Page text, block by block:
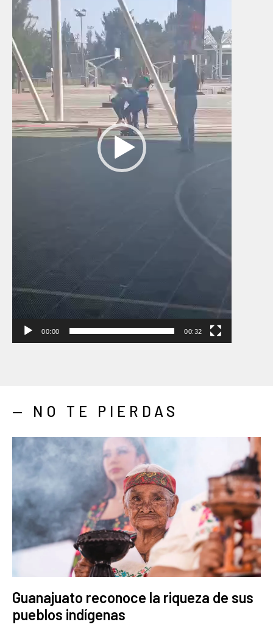
00:00 00:32
— NO TE PIERDAS
Guanajuato reconoce la riqueza de sus
pueblos indígenas